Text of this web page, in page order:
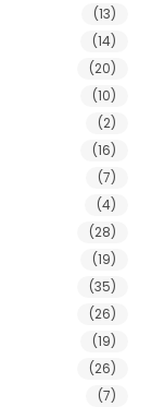
(13)
(14)
(20)
(10)
(2)
(16)
(7)
(4)
(28)
(19)
(35)
(26)
(19)
(26)
(7)